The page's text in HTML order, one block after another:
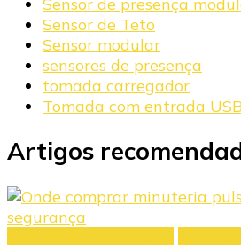
Sensor de Teto
Sensor modular
sensores de presença
tomada carregador
Tomada com entrada USB
Artigos